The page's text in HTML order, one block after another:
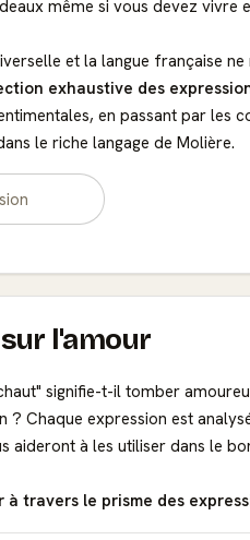
même si vous devez vivre
et la langue française
exhaustive des
en passant par les
le riche langage de Molière.
l'amour
signifie-t-il tomber
? Chaque expression est
aideront à les utiliser dans le
à travers le prisme des